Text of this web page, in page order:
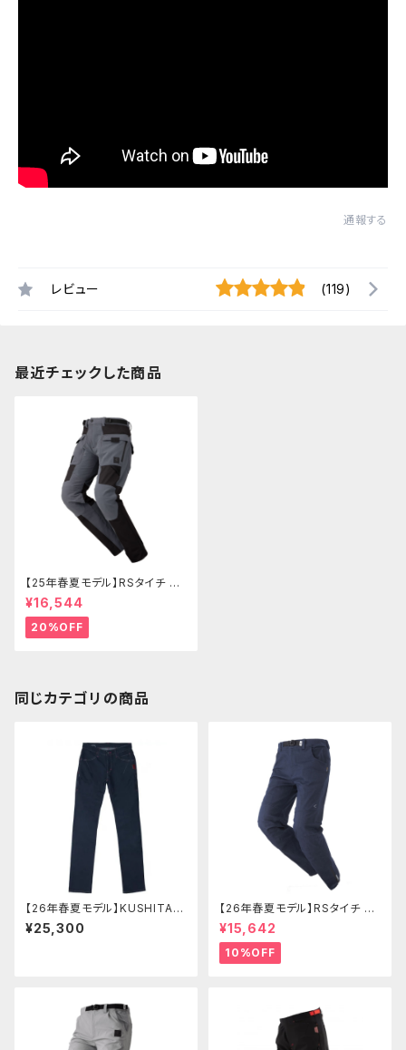
通報する
レビュー (119)
最近チェックした商品
【25年春夏モデル】RSタイチ RS
Y272 クイックドライメッシュパ
ンツ
¥16,544
20%OFF
同じカテゴリの商品
【26年春夏モデル】KUSHITANI
K-1394 ストレッチコーデュラデ
ニム
¥25,300
【26年春夏モデル】RSタイチ RS
Y274 コーデュラライトデニムパ
ンツ
¥15,642
10%OFF